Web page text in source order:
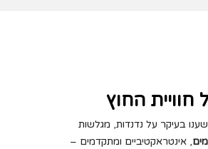
החוץ
בעיקר על נדנדות, מגלשות
, אינטראקטיביים ומתקדמים –